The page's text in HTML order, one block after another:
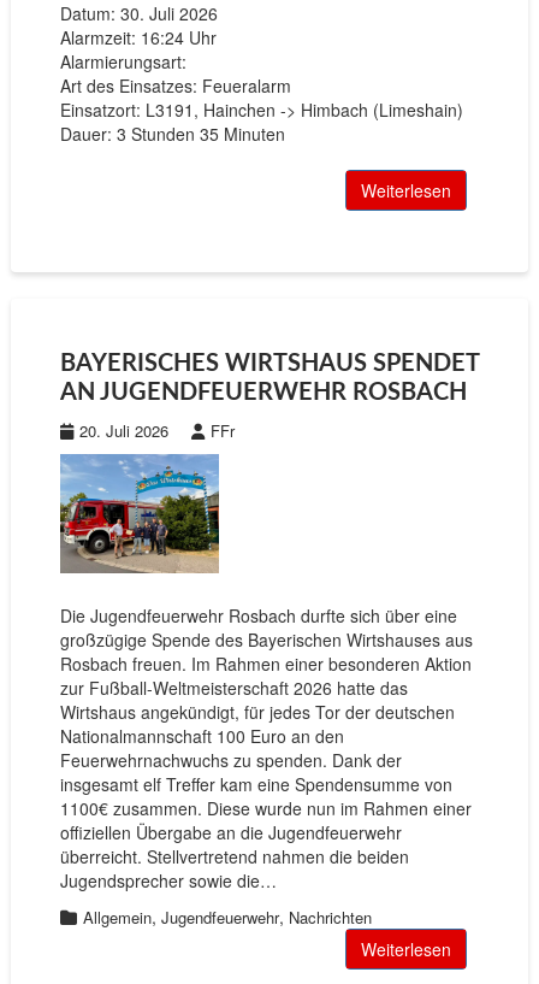
Datum: 30. Juli 2026
Alarmzeit: 16:24 Uhr
Alarmierungsart:
Art des Einsatzes: Feueralarm
Einsatzort: L3191, Hainchen -> Himbach (Limeshain)
Dauer: 3 Stunden 35 Minuten
Weiterlesen
BAYERISCHES WIRTSHAUS SPENDET
AN JUGENDFEUERWEHR ROSBACH
20. Juli 2026 FFr
Die Jugendfeuerwehr Rosbach durfte sich über eine
großzügige Spende des Bayerischen Wirtshauses aus
Rosbach freuen. Im Rahmen einer besonderen Aktion
zur Fußball-Weltmeisterschaft 2026 hatte das
Wirtshaus angekündigt, für jedes Tor der deutschen
Nationalmannschaft 100 Euro an den
Feuerwehrnachwuchs zu spenden. Dank der
insgesamt elf Treffer kam eine Spendensumme von
1100€ zusammen. Diese wurde nun im Rahmen einer
offiziellen Übergabe an die Jugendfeuerwehr
überreicht. Stellvertretend nahmen die beiden
Jugendsprecher sowie die…
Allgemein, Jugendfeuerwehr, Nachrichten
Weiterlesen